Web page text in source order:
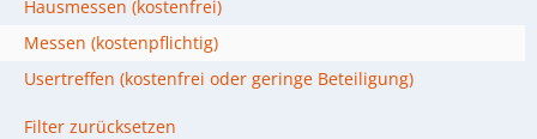
Hausmessen (kostenfrei)
Messen (kostenpflichtig)
Usertreffen (kostenfrei oder geringe Beteiligung)
Filter zurücksetzen